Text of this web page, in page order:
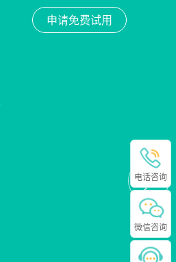
申请免费试用
电话咨询
微信咨询